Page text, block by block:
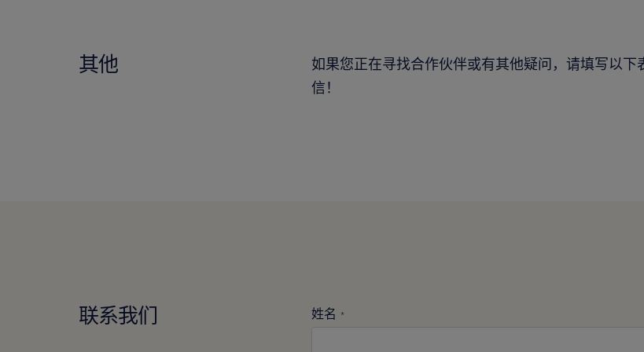
其他
如果您正在寻找合作伙伴或有其他疑问，请填写以
信！
联系我们 姓名 *